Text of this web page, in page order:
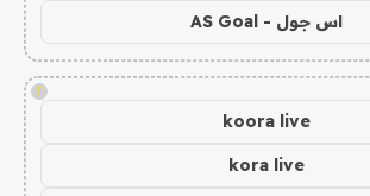
اس جول - AS Goal
!
koora live
kora live